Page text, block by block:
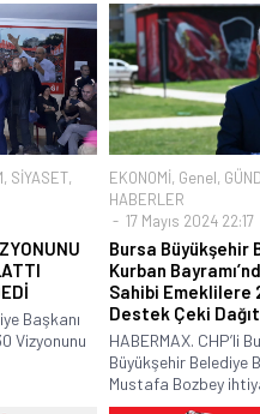
, SİYASET,
Başkanı
Vizyonunu
EKONOMİ, Genel,
HABERLER
17 Mayıs 2024 22:17
Bursa Büyükşehir
Kurban
Sahibi Emeklilere
Destek Çeki
HABERMAX. CHP’li
Büyükşehir Belediye
Mustafa Bozbey